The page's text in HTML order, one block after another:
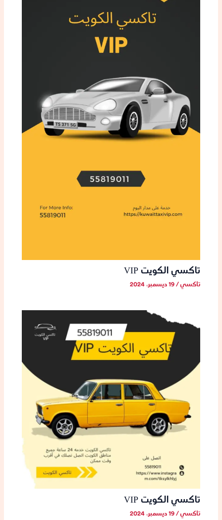
تاكسي الكويت VIP
تاكسي/19 ديسمبر، 2024
تاكسي الكويت VIP
تاكسي/19 ديسمبر، 2024